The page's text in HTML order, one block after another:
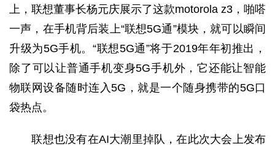
上，联想董事长杨元庆展示了这款motorola z3，啪嗒
一声，在手机背后装上“联想5G通”模块，就可以瞬间
升级为5G手机。“联想5G通”将于2019年年初推出，
除了可以让普通手机变身5G手机外，它还能让智能
物联网设备随时连入5G，就是一个随身携带的5G口
袋热点。
联想也没有在AI大潮里掉队，在此次大会上发布